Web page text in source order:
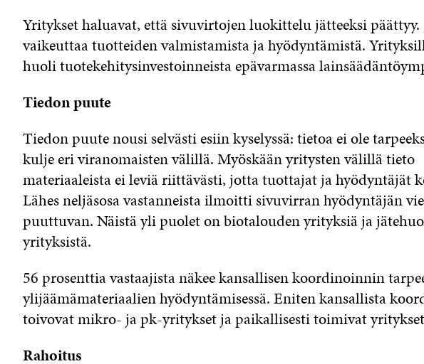
Yritykset haluavat, että sivuvirtojen luokittelu jätteeksi päättyy.
vaikeuttaa tuotteiden valmistamista ja hyödyntämistä.
huoli tuotekehitysinvestoinneista epävarmassa
Tiedon puute
Tiedon puute nousi selvästi esiin kyselyssä: tietoa ei ole
kulje eri viranomaisten välillä. Myöskään yritysten välillä tieto
materiaaleista ei leviä riittävästi, jotta tuottajat ja hyödyntäjät
Lähes neljäsosa vastanneista ilmoitti sivuvirran hyödyntäjän
puuttuvan. Näistä yli puolet on biotalouden yrityksiä ja
yrityksistä.
56 prosenttia vastaajista näkee kansallisen koordinoinnin
ylijäämämateriaalien hyödyntämisessä. Eniten kansallista
toivovat mikro- ja pk-yritykset ja paikallisesti toimivat
Rahoitus